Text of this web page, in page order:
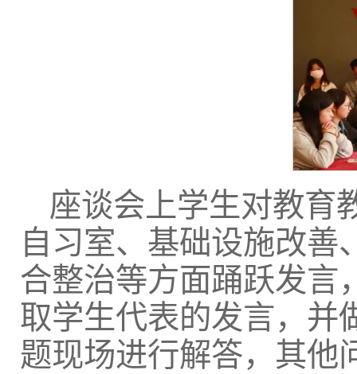
座谈会上学生对教育
自习室、基础设施改善
合整治等方面踊跃发言
取学生代表的发言，并
题现场进行解答，其他